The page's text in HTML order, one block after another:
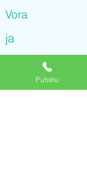
Vora
ja
Bostads ab
on rekisteröity
Puhelu